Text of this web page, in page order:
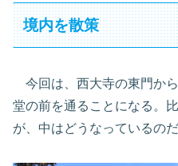
境内を散策
今回は、西大寺の東門か
堂の前を通ることになる。
が、中はどうなっているのだ